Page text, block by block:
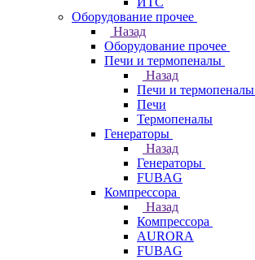
Оборудование прочее
Назад
Оборудование прочее
Печи и термопеналы
Назад
Печи и термопеналы
Печи
Термопеналы
Генераторы
Назад
Генераторы
FUBAG
Компрессора
Назад
Компрессора
AURORA
FUBAG